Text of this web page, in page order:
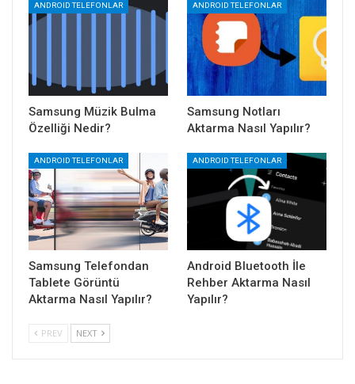
ANDROID TELEFONLAR
Samsung Müzik Bulma
Özelliği Nedir?
ANDROID TELEFONLAR
Samsung Notları
Aktarma Nasıl Yapılır?
ANDROID TELEFONLAR
Samsung Telefondan
Tablete Görüntü
Aktarma Nasıl Yapılır?
ANDROID TELEFONLAR
Android Bluetooth İle
Rehber Aktarma Nasıl
Yapılır?
PREV NEXT